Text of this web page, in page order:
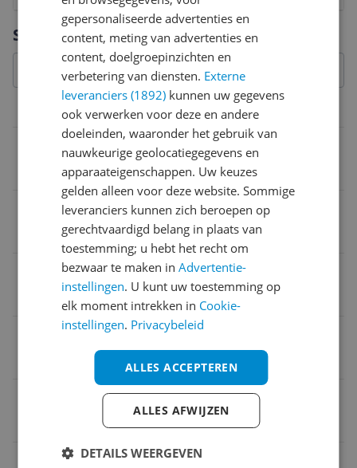
Specificaties
Specificaties
Type opslag
Opslag
Processor
0040517548671
Aansluitingen
Vraag 1 van 4
gepersonaliseerde advertenties en
content, meting van advertenties en
content, doelgroepinzichten en
verbetering van diensten. Externe
leveranciers (1892) kunnen uw gegevens
ook verwerken voor deze en andere
doeleinden, waaronder het gebruik van
nauwkeurige geolocatiegegevens en
apparaateigenschappen. Uw keuzes
gelden alleen voor deze website. Sommige
leveranciers kunnen zich beroepen op
gerechtvaardigd belang in plaats van
toestemming; u hebt het recht om
bezwaar te maken inAdvertentie-
instellingen. U kunt uw toestemming op
elk moment intrekken in Cookie-
instellingen. Privacybeleid
ALLES ACCEPTEREN
ALLES AFWIJZEN
DETAILS WEERGEVEN